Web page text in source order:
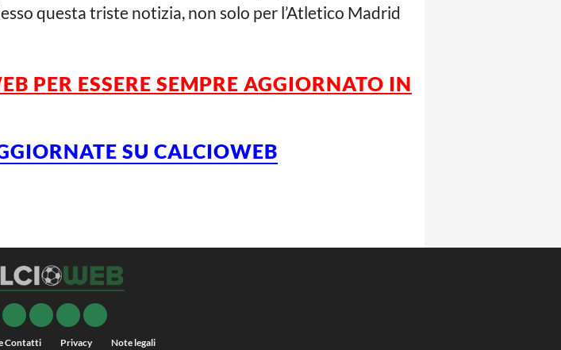
questa triste notizia, non solo per l’Atletico Madrid
PER ESSERE SEMPRE AGGIORNATO IN
SU CALCIOWEB
Contatti Privacy Note legali